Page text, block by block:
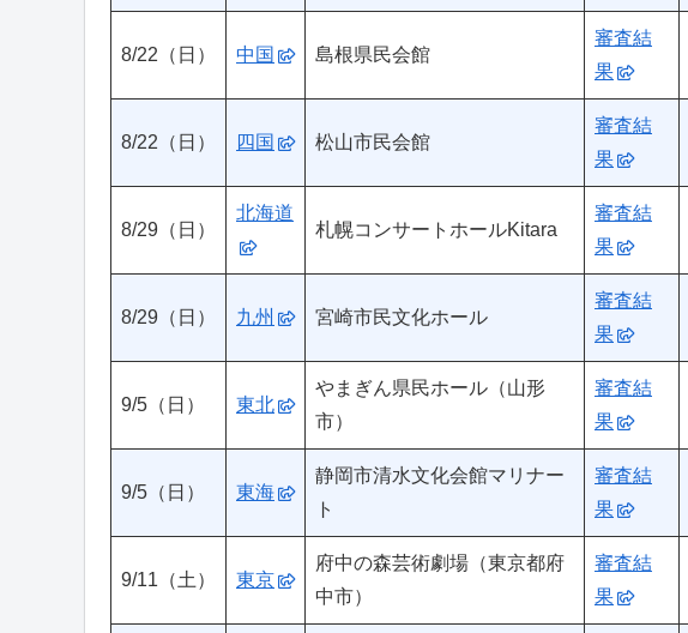
8/22（日） 中国 島根県民会館
審査結
果
8/22（日） 四国 松山市民会館
審査結
果
8/29（日）
北海道
札幌コンサートホールKitara
審査結
果
8/29（日） 九州 宮崎市民文化ホール
審査結
果
9/5（日） 東北
やまぎん県民ホール（山形
市）
審査結
果
9/5（日） 東海
静岡市清水文化会館マリナー
ト
審査結
果
9/11（土） 東京
府中の森芸術劇場（東京都府
中市）
審査結
果